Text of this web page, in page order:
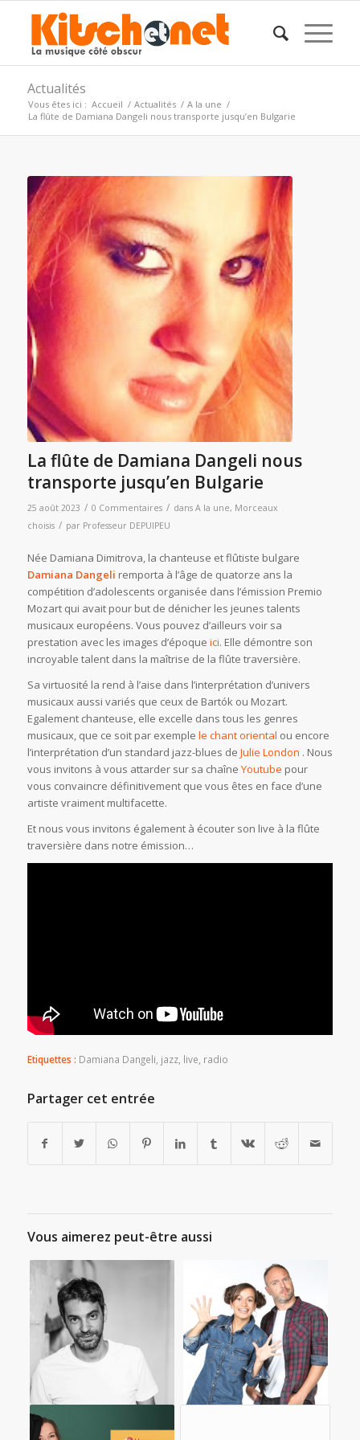
Actualités
Vous êtes ici : Accueil / Actualités / A la une /
La flûte de Damiana Dangeli nous transporte jusqu’en Bulgarie
La flûte de Damiana Dangeli nous
transporte jusqu’en Bulgarie
25 août 2023 / 0 Commentaires / dans A la une, Morceaux
choisis / par Professeur DEPUIPEU
Née Damiana Dimitrova, la chanteuse et flûtiste bulgare
Damiana Dangeli remporta à l’âge de quatorze ans la
compétition d’adolescents organisée dans l’émission Premio
Mozart qui avait pour but de dénicher les jeunes talents
musicaux européens. Vous pouvez d’ailleurs voir sa
prestation avec les images d’époque ici. Elle démontre son
incroyable talent dans la maîtrise de la flûte traversière.
Sa virtuosité la rend à l’aise dans l’interprétation d’univers
musicaux aussi variés que ceux de Bartók ou Mozart.
Egalement chanteuse, elle excelle dans tous les genres
musicaux, que ce soit par exemple le chant oriental ou encore
l’interprétation d’un standard jazz-blues de Julie London . Nous
vous invitons à vous attarder sur sa chaîne Youtube pour
vous convaincre définitivement que vous êtes en face d’une
artiste vraiment multifacette.
Et nous vous invitons également à écouter son live à la flûte
traversière dans notre émission…
Etiquettes : Damiana Dangeli, jazz, live, radio
Partager cet entrée
Vous aimerez peut-être aussi